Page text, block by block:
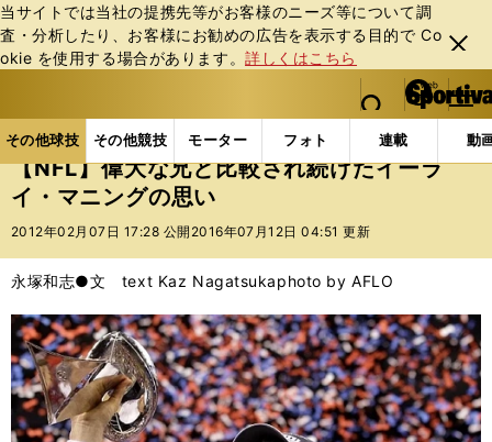
当サイトでは当社の提携先等がお客様のニーズ等について調
査・分析したり、お客様にお勧めの広告を表⽰する⽬的で Co
okie を使⽤する場合があります。詳しくはこちら
閉じ
る
web Sportiva (webスポルティーバ)
検索
マイペ
ー
ジ
メニュ
その他球技 その他競技 モーター フォト 連載 動
ス
ポ
ル
バ
その他球技の記事一覧 その他球技 【NFL】偉大な
【NFL】偉大な兄と比較され続けたイーラ
イ・マニングの思い
2012年02月07日 17:28 公開 2016年07月12日 04:51 更新
永塚和志●文 text Kaz Nagatsukaphoto by AFLO